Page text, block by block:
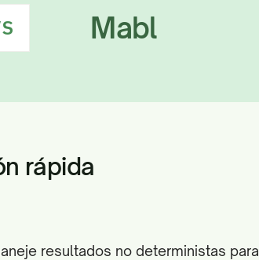
Mabl
rápida
resultados no deterministas para